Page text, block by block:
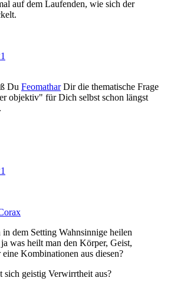
auf dem Laufenden, wie sich der
Du FeomatharDir die thematische Frage
objektiv" für Dich selbst schon längst
dem Setting Wahnsinnige heilen
was heilt man den Körper, Geist,
eine Kombinationen aus diesen?
sich geistig Verwirrtheit aus?